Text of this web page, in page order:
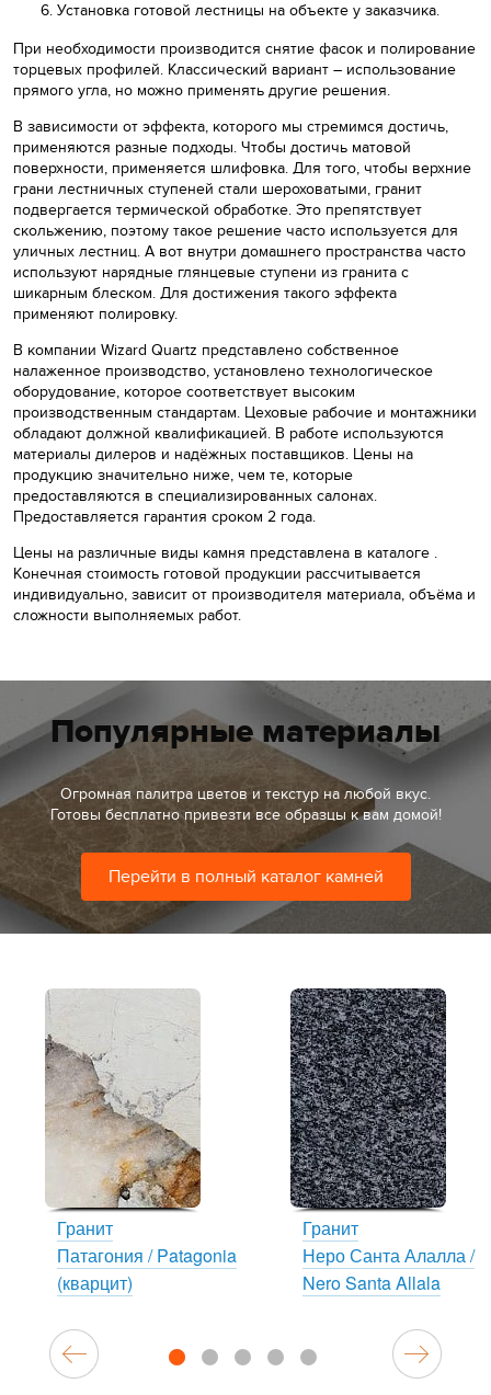
Установка готовой лестницы на объекте у заказчика.
При необходимости производится снятие фасок и полирование
торцевых профилей. Классический вариант – использование
прямого угла, но можно применять другие решения.
В зависимости от эффекта, которого мы стремимся достичь,
применяются разные подходы. Чтобы достичь матовой
поверхности, применяется шлифовка. Для того, чтобы верхние
грани лестничных ступеней стали шероховатыми, гранит
подвергается термической обработке. Это препятствует
скольжению, поэтому такое решение часто используется для
уличных лестниц. А вот внутри домашнего пространства часто
используют нарядные глянцевые ступени из гранита с
шикарным блеском. Для достижения такого эффекта
применяют полировку.
В компании Wizard Quartz представлено собственное
налаженное производство, установлено технологическое
оборудование, которое соответствует высоким
производственным стандартам. Цеховые рабочие и монтажники
обладают должной квалификацией. В работе используются
материалы дилеров и надёжных поставщиков. Цены на
продукцию значительно ниже, чем те, которые
предоставляются в специализированных салонах.
Предоставляется гарантия сроком 2 года.
Цены на различные виды камня представлена в каталоге .
Конечная стоимость готовой продукции рассчитывается
индивидуально, зависит от производителя материала, объёма и
сложности выполняемых работ.
Популярные материалы
Огромная палитра цветов и текстур на любой вкус.
Готовы бесплатно привезти все образцы к вам домой!
Перейти в полный каталог камней
Гранит
Патагония / Patagonia
(кварцит)
Гранит
Неро Санта Алалла /
Nero Santa Allala
1 2 3 4 5